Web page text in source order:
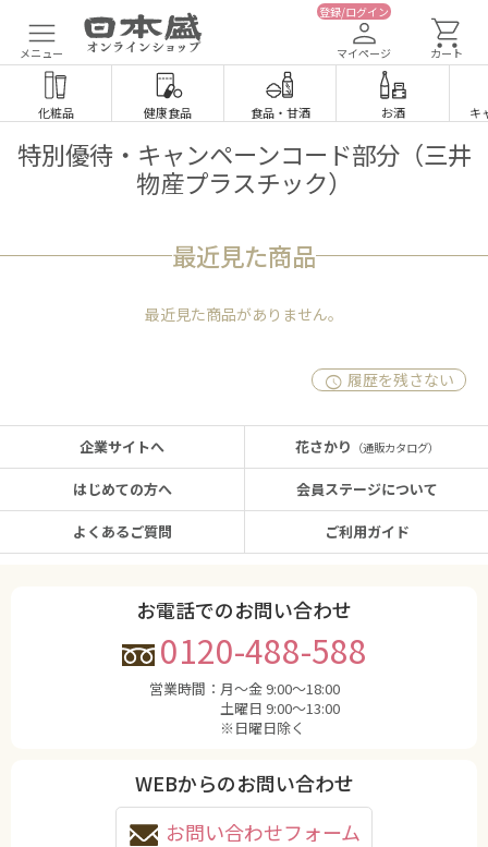
メニュー
登録/ログイン
マイページ カート
化粧品 健康食品 食品・ 甘酒 お酒 キ
特別優待・キャンペーンコード部分（三井
物産プラスチック）
最近見た商品
最近見た商品がありません。
履歴を残さない
企業サイトへ
はじめての方へ
よくあるご質問
花さかり （通販カタログ）
会員ステージについて
ご利用ガイド
お電話でのお問い合わせ
0120-488-588
営業時間： 月〜金 9:00〜18:00
土曜日 9:00〜13:00
※日曜日除く
WEBからのお問い合わせ
お問い合わせフォーム